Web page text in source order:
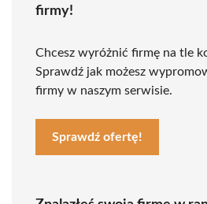
firmy!
Chcesz wyróżnić firmę na tle
Sprawdź jak możesz
firmy w naszym serwisie.
Sprawdź ofertę!